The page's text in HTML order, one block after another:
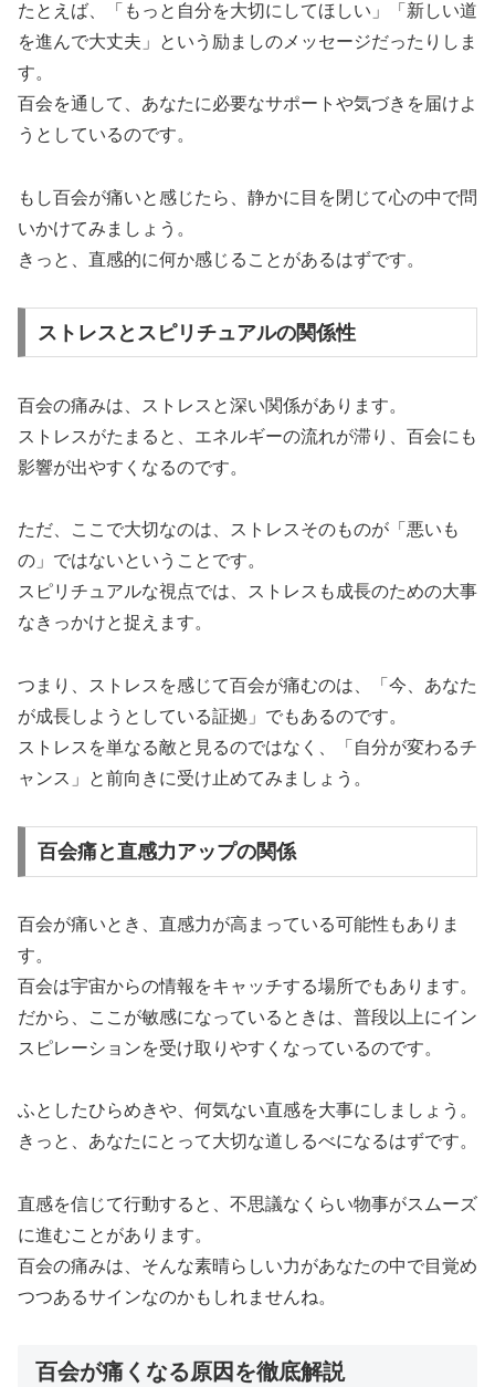
たとえば、「もっと自分を大切にしてほしい」「新しい道
を進んで大丈夫」という励ましのメッセージだったりしま
す。
百会を通して、あなたに必要なサポートや気づきを届けよ
うとしているのです。
もし百会が痛いと感じたら、静かに目を閉じて心の中で問
いかけてみましょう。
きっと、直感的に何か感じることがあるはずです。
ストレスとスピリチュアルの関係性
百会の痛みは、ストレスと深い関係があります。
ストレスがたまると、エネルギーの流れが滞り、百会にも
影響が出やすくなるのです。
ただ、ここで大切なのは、ストレスそのものが「悪いも
の」ではないということです。
スピリチュアルな視点では、ストレスも成長のための大事
なきっかけと捉えます。
つまり、ストレスを感じて百会が痛むのは、「今、あなた
が成長しようとしている証拠」でもあるのです。
ストレスを単なる敵と見るのではなく、「自分が変わるチ
ャンス」と前向きに受け止めてみましょう。
百会痛と直感力アップの関係
百会が痛いとき、直感力が高まっている可能性もありま
す。
百会は宇宙からの情報をキャッチする場所でもあります。
だから、ここが敏感になっているときは、普段以上にイン
スピレーションを受け取りやすくなっているのです。
ふとしたひらめきや、何気ない直感を大事にしましょう。
きっと、あなたにとって大切な道しるべになるはずです。
直感を信じて行動すると、不思議なくらい物事がスムーズ
に進むことがあります。
百会の痛みは、そんな素晴らしい力があなたの中で目覚め
つつあるサインなのかもしれませんね。
百会が痛くなる原因を徹底解説